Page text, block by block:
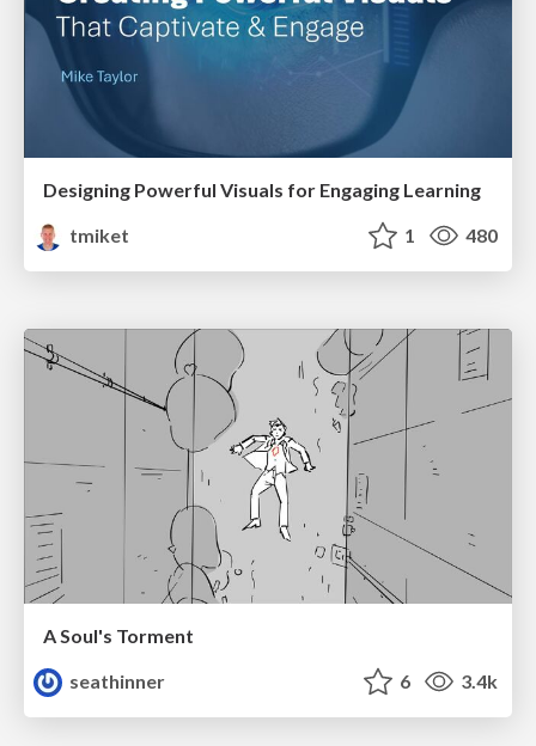
Designing Powerful Visuals for Engaging Learning
tmiket
1 480
A Soul's Torment
seathinner
6 3.4k